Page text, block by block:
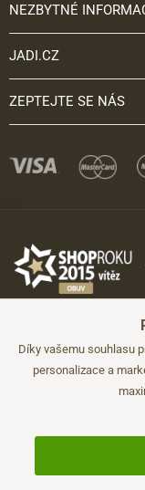
NEZBYTNÉ
JADI.CZ
ZEPTEJTE SE NÁS
©2026 JADI.cz. Užití
Díky vašemu souhlasu
personalizace a